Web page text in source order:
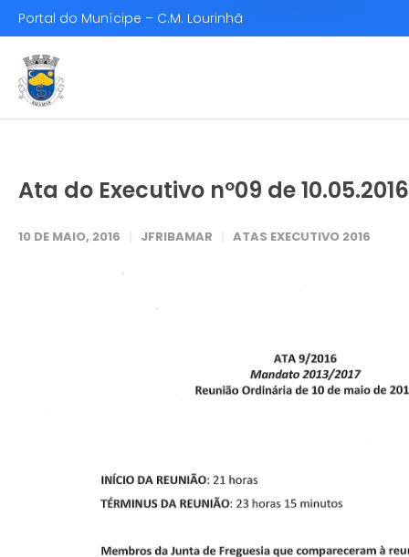
Portal do Munícipe – C.M. Lourinhã
Ata do Executivo nº09 de 10.05.2016
10 DE MAIO, 2016 JFRIBAMAR ATAS EXECUTIVO 2016